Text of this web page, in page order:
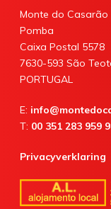
Monte do Casarão
Pomba
Caixa Postal 5578
7630-593 São
PORTUGAL
E:
T: 00 351 283 959
Privacyverklaring